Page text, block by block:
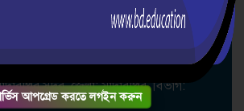
আপগ্রেড করতে লগইন করুন
সদর, জেলা: মাদারীপুর, বিভাগ: